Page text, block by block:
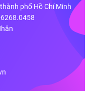
phố Hồ Chí Minh